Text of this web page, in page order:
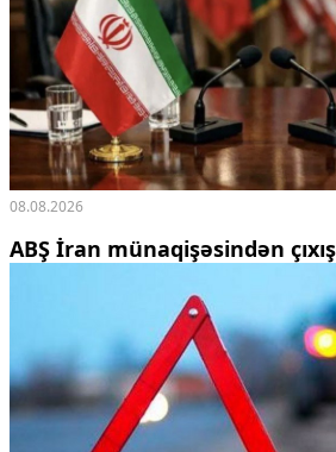
08.08.2026
ABŞ İran münaqişəsindən